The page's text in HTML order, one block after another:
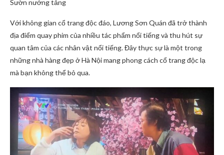
Sườn nướng tảng
Với không gian cổ trang độc đáo, Lương Sơn Quán đã trở thành
địa điểm quay phim của nhiều tác phẩm nổi tiếng và thu hút sự
quan tâm của các nhân vật nổi tiếng. Đây thực sự là một trong
những nhà hàng đẹp ở Hà Nội mang phong cách cổ trang độc lạ
mà bạn không thể bỏ qua.